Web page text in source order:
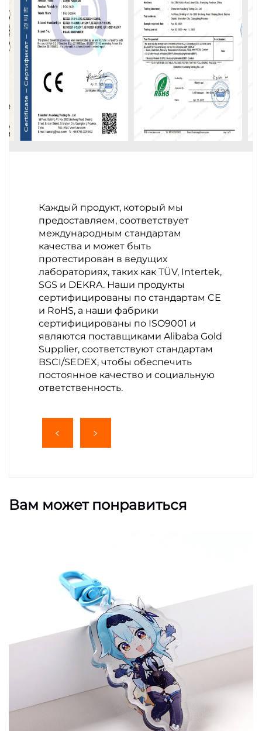
Каждый продукт, который мы
предоставляем, соответствует
международным стандартам
качества и может быть
протестирован в ведущих
лабораториях, таких как TÜV, Intertek,
SGS и DEKRA. Наши продукты
сертифицированы по стандартам CE
и RoHS, а наши фабрики
сертифицированы по ISO9001 и
являются поставщиками Alibaba Gold
Supplier, соответствуют стандартам
BSCI/SEDEX, чтобы обеспечить
постоянное качество и социальную
ответственность.
Вам может понравиться